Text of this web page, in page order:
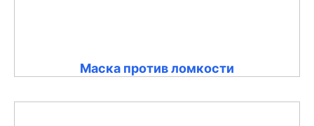
Маска против ломкости